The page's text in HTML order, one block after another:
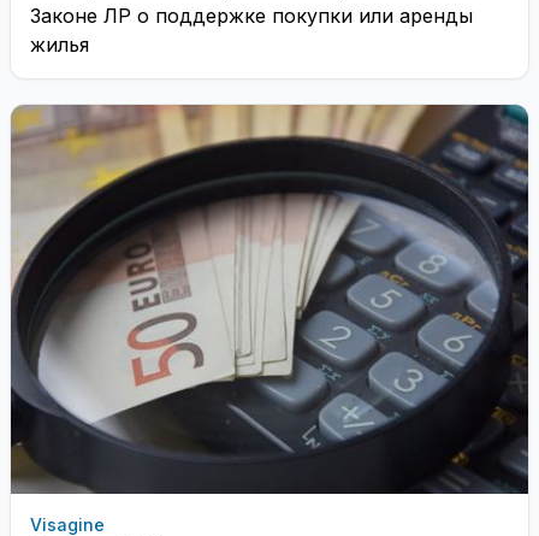
Законе ЛР о поддержке покупки или аренды
жилья
Visagine